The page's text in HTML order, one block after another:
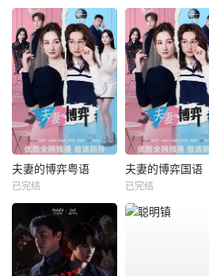
夫妻的博弈粤语
已完结
夫妻的博弈国语
已完结